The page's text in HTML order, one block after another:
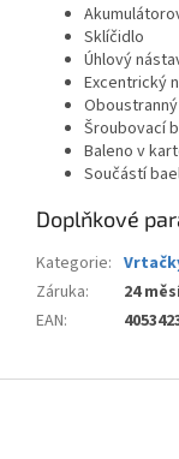
Sklíčidlo
Úhlový
Excentrický
Šroubovací
Baleno v
Součástí
Doplňkové
Kategorie:
Záruka:
24
EAN: